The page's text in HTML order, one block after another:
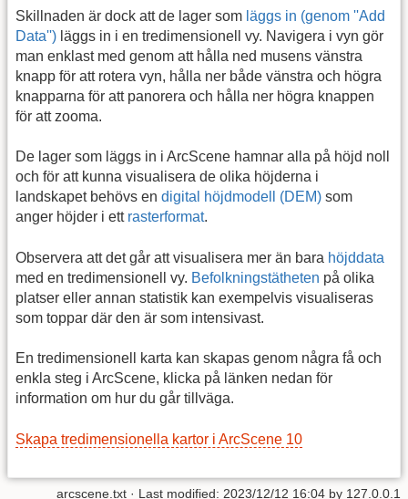
Skillnaden är dock att de lager som läggs in (genom ''Add
Data'') läggs in i en tredimensionell vy. Navigera i vyn gör
man enklast med genom att hålla ned musens vänstra
knapp för att rotera vyn, hålla ner både vänstra och högra
knapparna för att panorera och hålla ner högra knappen
för att zooma.
De lager som läggs in i ArcScene hamnar alla på höjd noll
och för att kunna visualisera de olika höjderna i
landskapet behövs en digital höjdmodell (DEM) som
anger höjder i ett rasterformat.
Observera att det går att visualisera mer än bara höjddata
med en tredimensionell vy. Befolkningstätheten på olika
platser eller annan statistik kan exempelvis visualiseras
som toppar där den är som intensivast.
En tredimensionell karta kan skapas genom några få och
enkla steg i ArcScene, klicka på länken nedan för
information om hur du går tillväga.
Skapa tredimensionella kartor i ArcScene 10
arcscene.txt · Last modified: 2023/12/12 16:04 by 127.0.0.1